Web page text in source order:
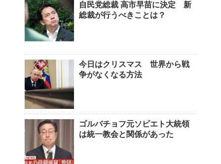
自民党総裁 高市早苗に決定 新
総裁が行うべきことは？
今日はクリスマス 世界から戦
争がなくなる方法
ゴルバチョフ元ソビエト大統領
は統一教会と関係があった